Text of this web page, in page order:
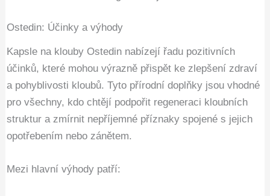
Ostedin: Účinky a výhody
Kapsle na klouby Ostedin nabízejí řadu pozitivních
účinků, které mohou výrazně přispět ke zlepšení zdraví
a pohyblivosti kloubů. Tyto přírodní doplňky jsou vhodné
pro všechny, kdo chtějí podpořit regeneraci kloubních
struktur a zmírnit nepříjemné příznaky spojené s jejich
opotřebením nebo zánětem.
Mezi hlavní výhody patří: